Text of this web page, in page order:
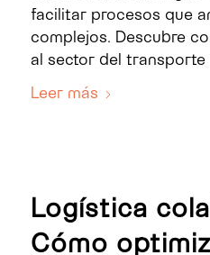
facilitar procesos que
complejos. Descubre
al sector del transporte
Leer más
Logística
Cómo